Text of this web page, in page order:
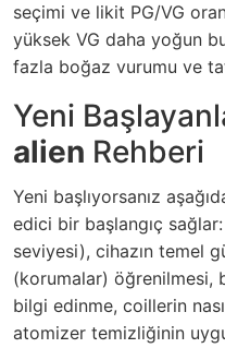
seçimi ve likit PG/VG
yüksek VG daha yoğun
fazla boğaz vurumu ve
Yeni
alien Rehberi
Yeni başlıyorsanız
edici bir başlangıç
seviyesi), cihazın temel
(korumalar) öğrenilmesi,
bilgi edinme, coillerin
atomizer temizliğinin